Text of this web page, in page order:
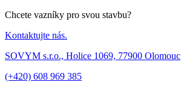
Chcete vazníky pro svou stavbu?
Kontaktujte nás.
SOVYM s.r.o., Holice 1069, 77900 Olomouc
(+420) 608 969 385